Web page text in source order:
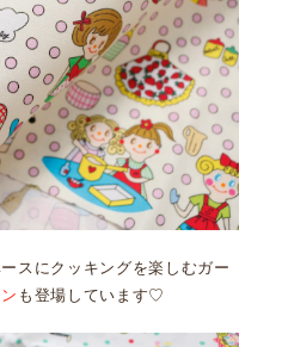
スにクッキングを楽しむガー
も登場しています♡